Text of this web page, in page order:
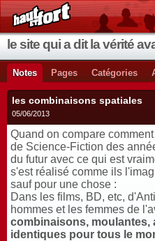
le site qui a dit la vérité
Notes Pages Catégories
les combinaisons spatiales
05/06/2013
Quand on compare
de Science-Fiction des
du futur avec ce qui est
s'est réalisé comme ils
sauf pour une chose :
Dans les films, BD, etc,
hommes et les femmes de
combinaisons, moulantes,
identiques pour tous le